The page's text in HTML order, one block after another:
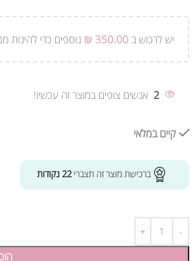
יש לרכוש ב ₪ 350.00 נוספים כדי להינות
2 אנשים צופים במוצר זה עכשיו!
קיים במלאי
ברכישת מוצר זה תצברי 22 נקודות